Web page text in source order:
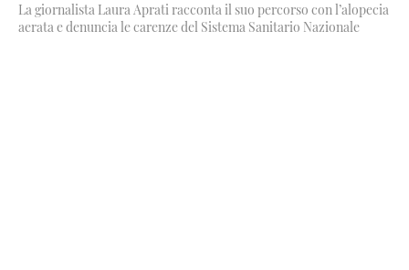
La giornalista Laura Aprati racconta il suo percorso con l’alopecia
aerata e denuncia le carenze del Sistema Sanitario Nazionale